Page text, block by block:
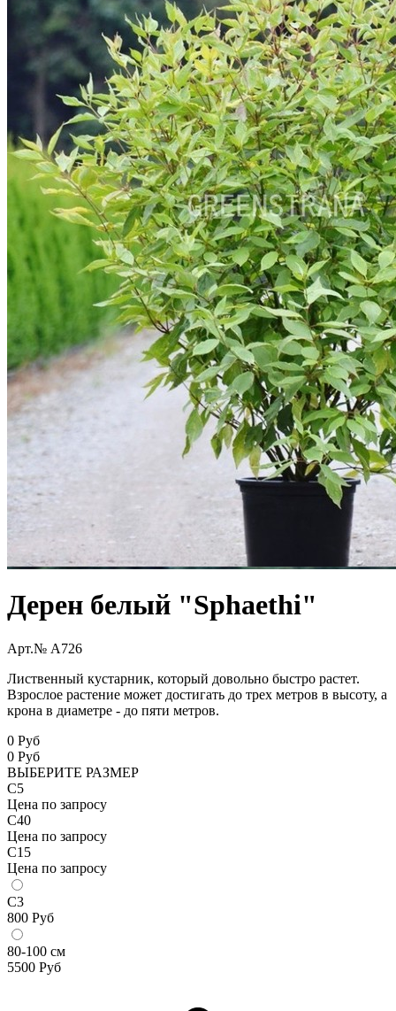
Дерен белый "Sphaethi"
Арт.№ A726
Лиственный кустарник, который довольно быстро растет.
Взрослое растение может достигать до трех метров в высоту, а
крона в диаметре - до пяти метров.
0 Руб
0 Руб
ВЫБЕРИТЕ РАЗМЕР
С5
Цена по запросу
С40
Цена по запросу
С15
Цена по запросу
С3
800 Руб
80-100 см
5500 Руб